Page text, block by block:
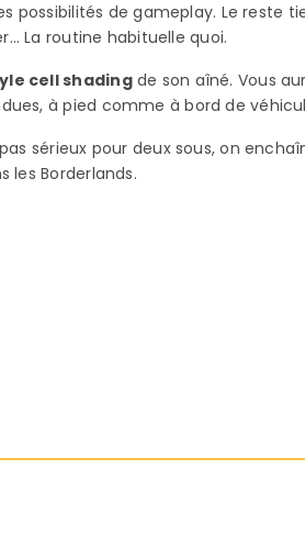
possibilités de gameplay. Le reste
La routine habituelle quoi.
cell shadingde son aîné. Vous
à pied comme à bord de
sérieux pour deux sous, on
les Borderlands.